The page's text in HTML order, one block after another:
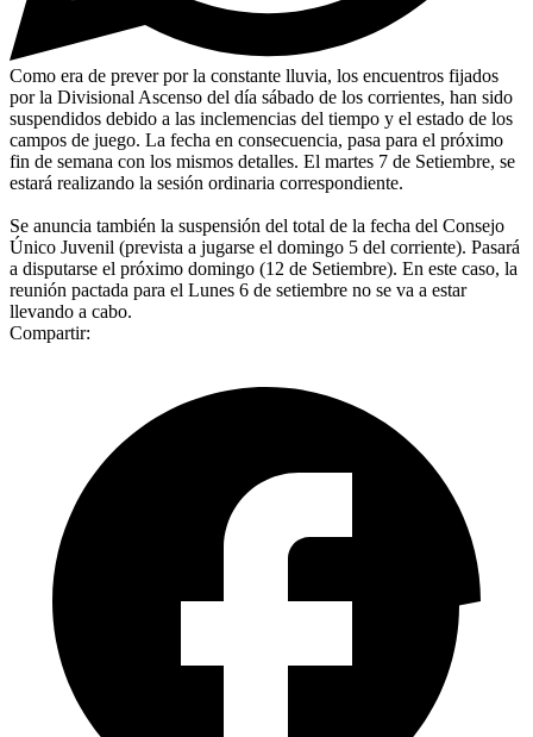
Como era de prever por la constante lluvia, los encuentros fijados
por la Divisional Ascenso del día sábado de los corrientes, han sido
suspendidos debido a las inclemencias del tiempo y el estado de los
campos de juego. La fecha en consecuencia, pasa para el próximo
fin de semana con los mismos detalles. El martes 7 de Setiembre, se
estará realizando la sesión ordinaria correspondiente.
Se anuncia también la suspensión del total de la fecha del Consejo
Único Juvenil (prevista a jugarse el domingo 5 del corriente). Pasará
a disputarse el próximo domingo (12 de Setiembre). En este caso, la
reunión pactada para el Lunes 6 de setiembre no se va a estar
llevando a cabo.
Compartir: